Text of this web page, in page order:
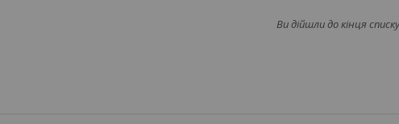
Ви дійшли до кінця